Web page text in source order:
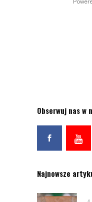
Obserwuj nas w
Najnowsze